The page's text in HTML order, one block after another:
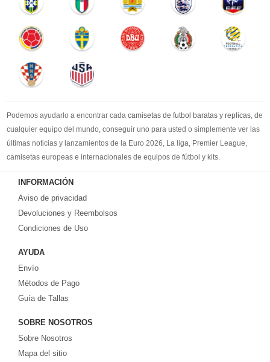
Podemos ayudarlo a encontrar cada camisetas de futbol baratas y replicas , de
cualquier equipo del mundo, conseguir uno para usted o simplemente ver las
últimas noticias y lanzamientos de la Euro 2026, La liga, Premier League,
camisetas europeas e internacionales de equipos de fútbol y kits.
Comprecamisetas de futbol baratasen la tienda deportiva más grande de
Europa. ¡Grandes ofertas en todas las camisetas del club de fútbol, ​​kits
europeos e internacionales, todo a los precios más bajos!
Compre nuestra gran selección de
equipaciones, camisetas y un portero a partir de €17.6. Diseños de fútbol
INFORMACIÓN
Aviso de privacidad
Devoluciones y Reembolsos
Condiciones de Uso
AYUDA
Envío
Métodos de Pago
Guía de Tallas
SOBRE NOSOTROS
Sobre Nosotros
Mapa del sitio